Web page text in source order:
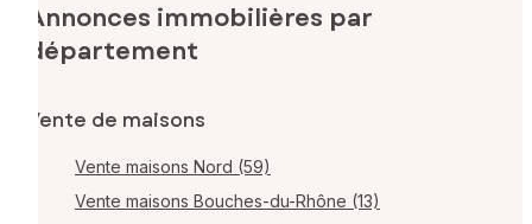
Annonces immobilières par
département
Vente de maisons
Vente maisons Nord (59)
Vente maisons Bouches-du-Rhône (13)